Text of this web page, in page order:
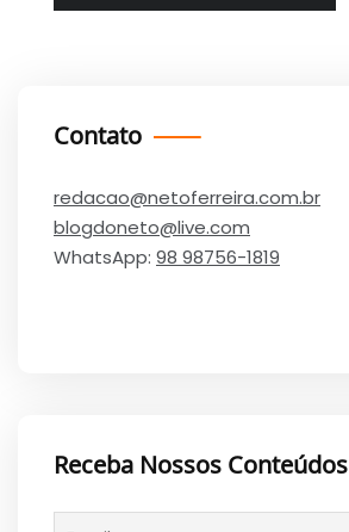
Contato
redacao@netoferreira.com.br
blogdoneto@live.com
WhatsApp: 98 98756-1819
Receba Nossos Conteúdos